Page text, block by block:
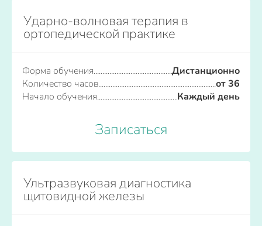
Ударно-волновая терапия в
ортопедической практике
Форма обучения
Дистанционно
Количество часов
от 36
Начало обучения
Каждый день
Записаться
Ультразвуковая диагностика
щитовидной железы